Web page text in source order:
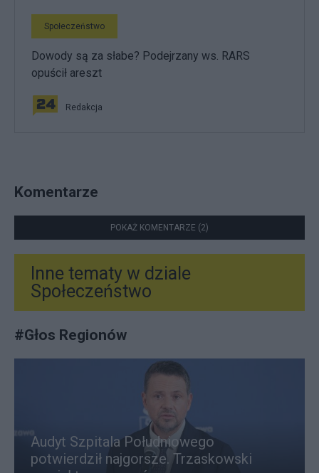
Społeczeństwo
Dowody są za słabe? Podejrzany ws. RARS
opuścił areszt
Redakcja
Komentarze
POKAŻ KOMENTARZE (2)
Inne tematy w dziale
Społeczeństwo
#Głos Regionów
Audyt Szpitala Południowego
potwierdził najgorsze. Trzaskowski